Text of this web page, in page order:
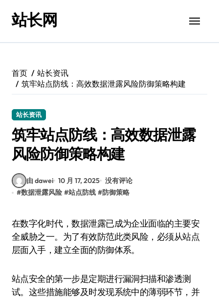
站长网
首页
站长资讯
筑牢站点防线：高效数据泄露风险防御策略构建
站长资讯
筑牢站点防线：高效数据泄露
风险防御策略构建
由 dawei 10 月 17, 2025 没有评论
#数据泄露风险 #站点防线 #防御策略
在数字化时代，数据泄露已成为企业面临的主要安
全威胁之一。为了有效防范此类风险，必须从站点
层面入手，建立全面的防御体系。
站点安全的第一步是定期进行漏洞扫描和渗透测
试。这些措施能够及时发现系统中的薄弱环节，并